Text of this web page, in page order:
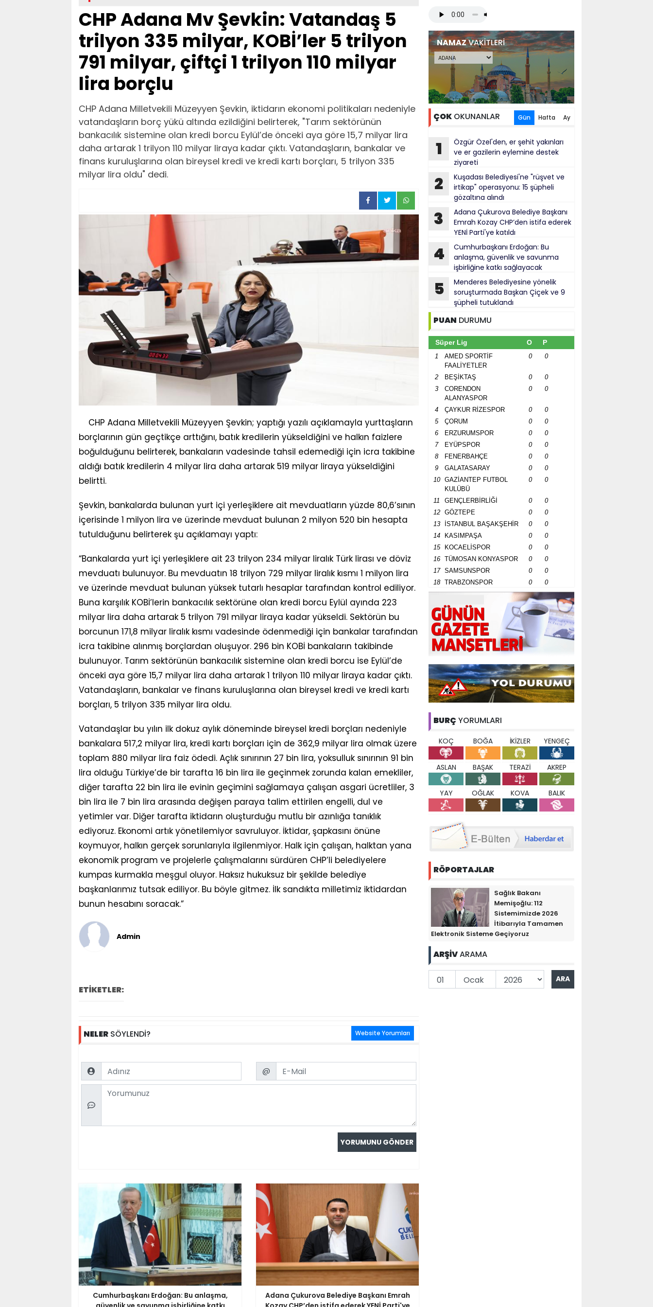
CHP Adana Mv Şevkin: Vatandaş 5
trilyon 335 milyar, KOBİ’ler 5 trilyon
791 milyar, çiftçi 1 trilyon 110 milyar
lira borçlu
CHP Adana Milletvekili Müzeyyen Şevkin, iktidarın ekonomi politikaları nedeniyle
vatandaşların borç yükü altında ezildiğini belirterek, "Tarım sektörünün
bankacılık sistemine olan kredi borcu Eylül’de önceki aya göre 15,7 milyar lira
daha artarak 1 trilyon 110 milyar liraya kadar çıktı. Vatandaşların, bankalar ve
finans kuruluşlarına olan bireysel kredi ve kredi kartı borçları, 5 trilyon 335
milyar lira oldu" dedi.
CHP Adana Milletvekili Müzeyyen Şevkin; yaptığı yazılı açıklamayla yurttaşların
borçlarının gün geçtikçe arttığını, batık kredilerin yükseldiğini ve halkın faizlere
boğulduğunu belirterek, bankaların vadesinde tahsil edemediği için icra takibine
aldığı batık kredilerin 4 milyar lira daha artarak 519 milyar liraya yükseldiğini
belirtti.
Şevkin, bankalarda bulunan yurt içi yerleşiklere ait mevduatların yüzde 80,6’sının
içerisinde 1 milyon lira ve üzerinde mevduat bulunan 2 milyon 520 bin hesapta
tutulduğunu belirterek şu açıklamayı yaptı:
“Bankalarda yurt içi yerleşiklere ait 23 trilyon 234 milyar liralık Türk lirası ve döviz
mevduatı bulunuyor. Bu mevduatın 18 trilyon 729 milyar liralık kısmı 1 milyon lira
ve üzerinde mevduat bulunan yüksek tutarlı hesaplar tarafından kontrol ediliyor.
Buna karşılık KOBİ’lerin bankacılık sektörüne olan kredi borcu Eylül ayında 223
milyar lira daha artarak 5 trilyon 791 milyar liraya kadar yükseldi. Sektörün bu
borcunun 171,8 milyar liralık kısmı vadesinde ödenmediği için bankalar tarafından
icra takibine alınmış borçlardan oluşuyor. 296 bin KOBİ bankaların takibinde
bulunuyor. Tarım sektörünün bankacılık sistemine olan kredi borcu ise Eylül’de
önceki aya göre 15,7 milyar lira daha artarak 1 trilyon 110 milyar liraya kadar çıktı.
Vatandaşların, bankalar ve finans kuruluşlarına olan bireysel kredi ve kredi kartı
borçları, 5 trilyon 335 milyar lira oldu.
Vatandaşlar bu yılın ilk dokuz aylık döneminde bireysel kredi borçları nedeniyle
bankalara 517,2 milyar lira, kredi kartı borçları için de 362,9 milyar lira olmak üzere
toplam 880 milyar lira faiz ödedi. Açlık sınırının 27 bin lira, yoksulluk sınırının 91 bin
lira olduğu Türkiye’de bir tarafta 16 bin lira ile geçinmek zorunda kalan emekliler,
diğer tarafta 22 bin lira ile evinin geçimini sağlamaya çalışan asgari ücretliler, 3
bin lira ile 7 bin lira arasında değişen paraya talim ettirilen engelli, dul ve
yetimler var. Diğer tarafta iktidarın oluşturduğu mutlu bir azınlığa tanıklık
ediyoruz. Ekonomi artık yönetilemiyor savruluyor. İktidar, şapkasını önüne
koymuyor, halkın gerçek sorunlarıyla ilgilenmiyor. Halk için çalışan, halktan yana
ekonomik program ve projelerle çalışmalarını sürdüren CHP’li belediyelere
kumpas kurmakla meşgul oluyor. Haksız hukuksuz bir şekilde belediye
başkanlarımız tutsak ediliyor. Bu böyle gitmez. İlk sandıkta milletimiz iktidardan
bunun hesabını soracak.”
Admin
ETİKETLER:
NELER SÖYLENDİ? Website Yorumları
Name Email
@
Comment
Cumhurbaşkanı Erdoğan: Bu anlaşma,
Adana Çukurova Belediye Başkanı Emrah
NAMAZVAKİTLERİ
ÇOK OKUNANLAR Gün Hafta Ay
1
Özgür Özel'den, er şehit yakınları
ve er gazilerin eylemine destek
ziyareti
2
Kuşadası Belediyesi'ne "rüşvet ve
irtikap" operasyonu: 15 şüpheli
gözaltına alındı
3
Adana Çukurova Belediye Başkanı
Emrah Kozay CHP’den istifa ederek
YENİ Parti'ye katıldı
4
Cumhurbaşkanı Erdoğan: Bu
anlaşma, güvenlik ve savunma
işbirliğine katkı sağlayacak
5
Menderes Belediyesine yönelik
soruşturmada Başkan Çiçek ve 9
şüpheli tutuklandı
PUAN DURUMU
Süper Lig O P
1
AMED SPORTİF
FAALİYETLER
0 0
2 BEŞİKTAŞ 0
0
3
CORENDON
ALANYASPOR
0 0
4 ÇAYKUR RİZESPOR 0
0
5
ÇORUM 0
0
6
ERZURUMSPOR 0
0
7
EYÜPSPOR 0
0
8
FENERBAHÇE 0
0
9
GALATASARAY 0
0
10
GAZİANTEP FUTBOL
KULÜBÜ
0 0
11 GENÇLERBİRLİĞİ 0
0
12
GÖZTEPE 0
0
13
İSTANBUL BAŞAKŞEHİR 0
0
14
KASIMPAŞA 0
0
15
KOCAELİSPOR 0
0
16
TÜMOSAN KONYASPOR 0
0
17
SAMSUNSPOR 0
0
18
TRABZONSPOR 0 0
BURÇ YORUMLARI
KOÇ BOĞA İKİZLER YENGEÇ
ASLAN BAŞAK TERAZİ AKREP
YAY OĞLAK KOVA BALIK
RÖPORTAJLAR
Sağlık Bakanı
Memişoğlu: 112
Sistemimizde 2026
İtibarıyla Tamamen
Elektronik Sisteme Geçiyoruz
ARŞİVARAMA